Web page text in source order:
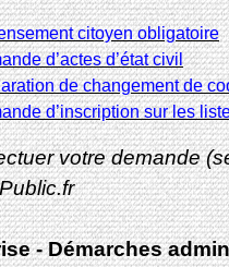
citoyen obligatoire
d’actes d’état civil
de changement de
d’inscription sur les
votre demande
- Démarches